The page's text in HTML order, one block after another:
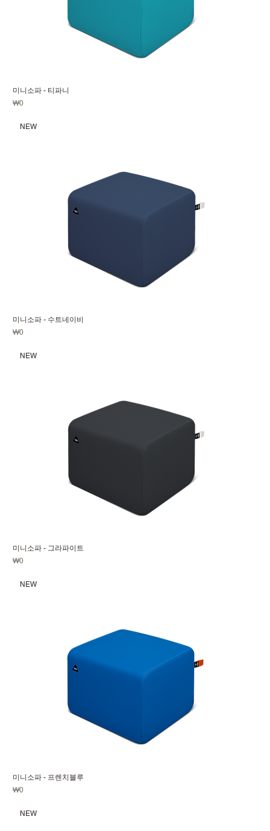
미니소파 - 티파니
가격
₩0
NEW
미니소파 - 수트네이비
가격
₩0
NEW
미니소파 - 그라파이트
가격
₩0
NEW
미니소파 - 프렌치블루
가격
₩0
NEW